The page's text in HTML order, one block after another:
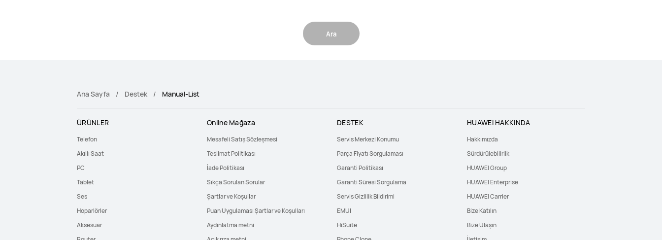
Ara
Ana Sayfa Destek Manual-List
ÜRÜNLER
Telefon
Akıllı Saat
PC
Tablet
Ses
Hoparlörler
Aksesuar
Online Mağaza
Mesafeli Satış Sözleşmesi
Teslimat Politikası
İade Politikası
Sıkça Sorulan Sorular
Şartlar ve Koşullar
Puan Uygulaması Şartlar ve Koşulları
Aydınlatma metni
DESTEK
Servis Merkezi Konumu
Parça Fiyatı Sorgulaması
Garanti Politikası
Garanti Süresi Sorgulama
Servis Gizlilik Bildirimi
EMUI
HiSuite
HUAWEI HAKKINDA
Hakkımızda
Sürdürülebilirlik
HUAWEI Group
HUAWEI Enterprise
HUAWEI Carrier
Bize Katılın
Bize Ulaşın